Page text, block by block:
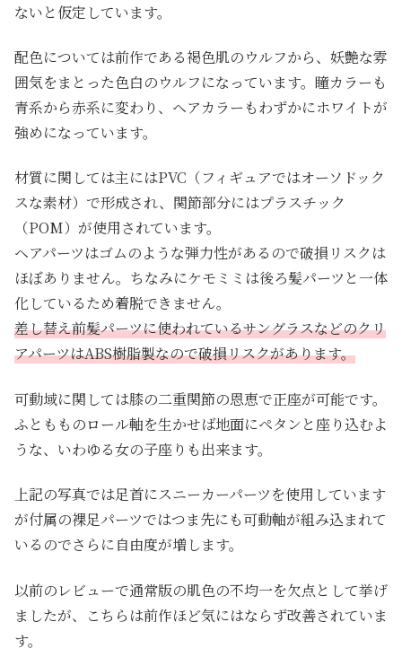
ないと仮定しています。
配色については前作である褐色肌のウルフから、妖艶な雰
囲気をまとった色白のウルフになっています。瞳カラーも
青系から赤系に変わり、ヘアカラーもわずかにホワイトが
強めになっています。
材質に関しては主にはPVC（フィギュアではオーソドック
スな素材）で形成され、関節部分にはプラスチック
（POM）が使用されています。
ヘアパーツはゴムのような弾力性があるので破損リスクは
ほぼありません。ちなみにケモミミは後ろ髪パーツと一体
化しているため着脱できません。
差し替え前髪パーツに使われているサングラスなどのクリ
アパーツはABS樹脂製なので破損リスクがあります。
可動域に関しては膝の二重関節の恩恵で正座が可能です。
ふともものロール軸を生かせば地面にペタンと座り込むよ
うな、いわゆる女の子座りも出来ます。
上記の写真では足首にスニーカーパーツを使用しています
が付属の裸足パーツではつま先にも可動軸が組み込まれて
いるのでさらに自由度が増します。
以前のレビューで通常版の肌色の不均一を欠点として挙げ
ましたが、こちらは前作ほど気にはならず改善されていま
す。